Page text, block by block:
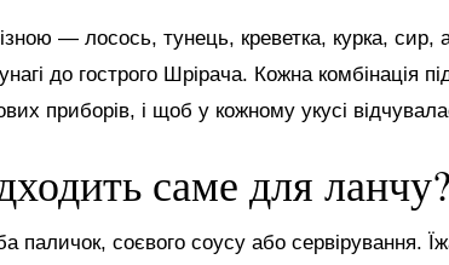
— лосось, тунець, креветка, курка, сир,
до гострого Шрірача. Кожна комбінація
приборів, і щоб у кожному укусі
саме для ланчу?
паличок, соєвого соусу або сервірування.